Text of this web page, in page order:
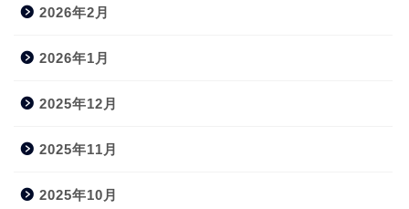
2026年2月
2026年1月
2025年12月
2025年11月
2025年10月